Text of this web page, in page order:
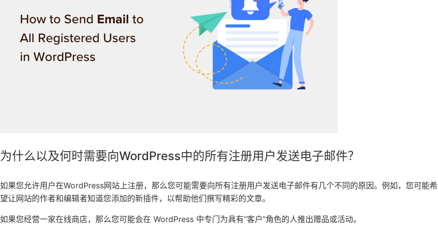
为什么以及何时需要向WordPress中的所有注册用户发送电子邮件？
如果您允许用户在WordPress网站上注册，那么您可能需要向所有注册用户发送电子邮件有几个不同的原因。例如，您可能希
望让网站的作者和编辑者知道您添加的新插件，以帮助他们撰写精彩的文章。
如果您经营一家在线商店，那么您可能会在 WordPress 中专门为具有“客户”角色的人推出赠品或活动。